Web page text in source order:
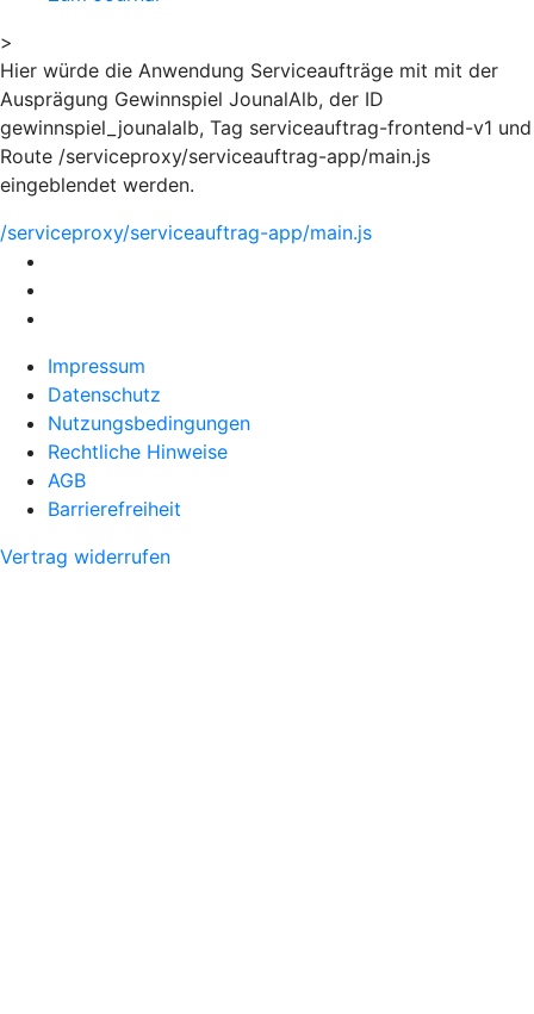
>
Hier würde die Anwendung Serviceaufträge mit mit der
Ausprägung Gewinnspiel JounalAlb, der ID
gewinnspiel_jounalalb, Tag serviceauftrag-frontend-v1 und
Route /serviceproxy/serviceauftrag-app/main.js
eingeblendet werden.
/serviceproxy/serviceauftrag-app/main.js
Impressum
Datenschutz
Nutzungsbedingungen
Rechtliche Hinweise
AGB
Barrierefreiheit
Vertrag widerrufen